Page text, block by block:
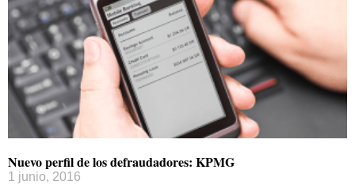
Nuevo perfil de los defraudadores: KPMG
1 junio, 2016